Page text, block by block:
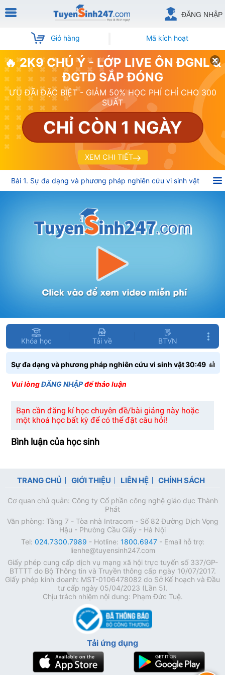
ĐĂNG NHẬP
Giỏ hàng Mã kích hoạt
🔥 2K9 CHÚ Ý - LỚP LIVE ÔN ĐGNL &
ĐGTD SẮP ĐÓNG
ƯU ĐÃI ĐẶC BIỆT - GIẢM 50% HỌC PHÍ CHỈ CHO 300
SUẤT
CHỈ CÒN 1 NGÀY
XEM CHI TIẾT
Bài 1. Sự đa dạng và phương pháp nghiên cứu vi sinh vật
Khóa học Tải về BTVN
Sự đa dạng và phương pháp nghiên cứu vi sinh vật30:49
Vui lòngĐĂNG NHẬPđể thảo luận
Bạn cần đăng kí học chuyên đề/bài giảng này hoặc
một khoá học bất kỳ để có thể đặt câu hỏi!
Bình luận của học sinh
TRANG CHỦ GIỚI THIỆU LIÊN HỆ CHÍNH SÁCH
Cơ quan chủ quản: Công ty Cổ phần công nghệ giáo dục Thành
Phát
Văn phòng: Tầng 7 - Tòa nhà Intracom - Số 82 Đường Dịch Vọng
Hậu - Phường Cầu Giấy - Hà Nội
Tel: 024.7300.7989 - Hotline: 1800.6947- Email hỗ trợ:
lienhe@tuyensinh247.com
Giấy phép cung cấp dịch vụ mạng xã hội trực tuyến số 337/GP-
BTTTT do Bộ Thông tin và Truyền thông cấp ngày 10/07/2017.
Giấy phép kinh doanh: MST-0106478082 do Sở Kế hoạch và Đầu
tư cấp ngày 05/04/2023 (Lần 5).
Chịu trách nhiệm nội dung: Phạm Đức Tuệ.
Tải ứng dụng